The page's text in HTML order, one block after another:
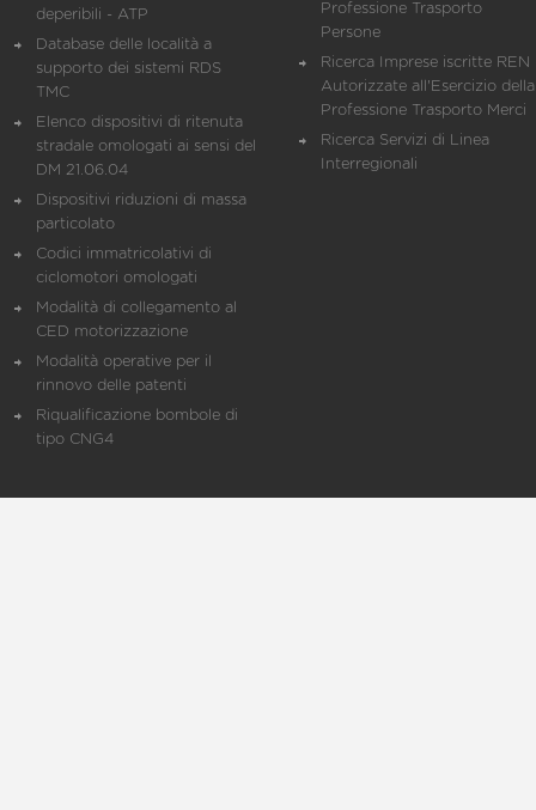
deperibili - ATP
Database delle località a
supporto dei sistemi RDS
TMC
Elenco dispositivi di ritenuta
stradale omologati ai sensi del
DM 21.06.04
Dispositivi riduzioni di massa
particolato
Codici immatricolativi di
ciclomotori omologati
Modalità di collegamento al
CED motorizzazione
Modalità operative per il
rinnovo delle patenti
Riqualificazione bombole di
tipo CNG4
Professione Trasporto
Persone
Ricerca Imprese iscritte REN
Autorizzate all'Esercizio della
Professione Trasporto Merci
Ricerca Servizi di Linea
Interregionali